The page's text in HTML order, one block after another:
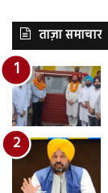
ताज़ा समाचार